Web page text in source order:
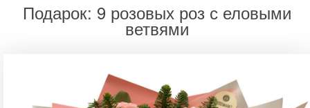
Подарок: 9 розовых роз с еловыми
ветвями